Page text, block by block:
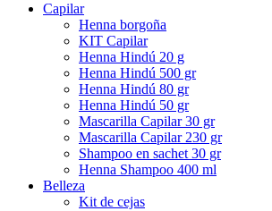
Capilar
Henna borgoña
KIT Capilar
Henna Hindú 20 g
Henna Hindú 500 gr
Henna Hindú 80 gr
Henna Hindú 50 gr
Mascarilla Capilar 30 gr
Mascarilla Capilar 230 gr
Shampoo en sachet 30 gr
Henna Shampoo 400 ml
Belleza
Kit de cejas